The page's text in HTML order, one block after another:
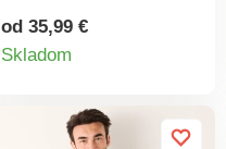
Farbené pruhy. Jemne
hrejivá. Dlhé rukávy. 2
sedlo. Farebne zladené
od 35,99 €
Skladom